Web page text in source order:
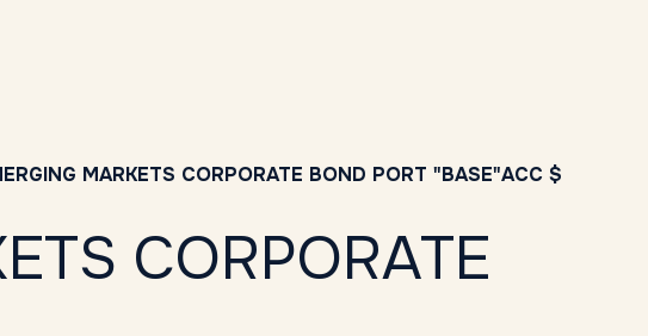
MARKETS CORPORATE BOND PORT "BASE"ACC $
CORPORATE